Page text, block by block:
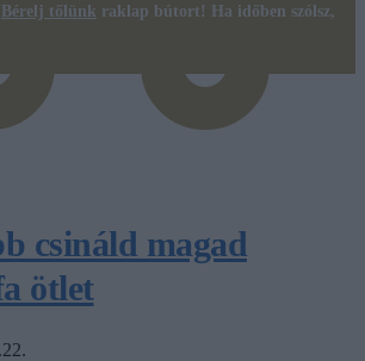
Bérelj tőlünk raklap bútort! Ha időben szólsz,
csináld magad
ötlet